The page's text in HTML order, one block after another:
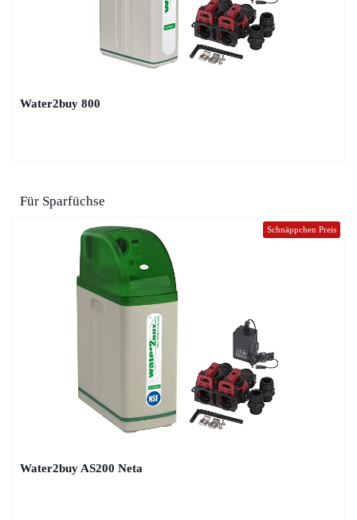
Water2buy 800
Für Sparfüchse
Schnäppchen Preis
Water2buy AS200 Neta